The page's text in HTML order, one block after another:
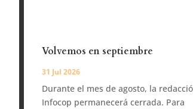
Volvemos en septiembre
31 Jul 2026
Durante el mes de agosto, la
Infocop permanecerá cerrada. Para